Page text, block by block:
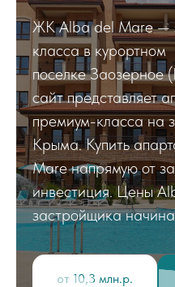
ЖК Alba del Mare —
класса в курортном
поселке Заозерное
сайт представляет
премиум-класса на
Крыма. Купить
Mare напрямую от
инвестиция. Цены
застройщика
от 10,3 млн.р.